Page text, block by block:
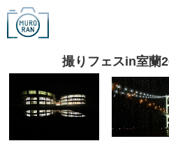
撮りフェスin室蘭